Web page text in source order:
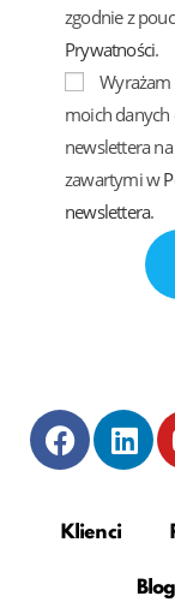
zgodnie z
Prywatności.
Wyrażam
moich
newslettera
zawartymi w
newslettera.
Klienci
Blog